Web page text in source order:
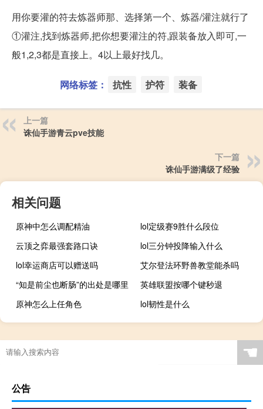
用你要灌的符去炼器师那、选择第一个、炼器/灌注就行了
①灌注,找到炼器师,把你想要灌注的符,跟装备放入即可,一
般1,2,3都是直接上。4以上最好找几。
网络标签： 抗性 护符 装备
上一篇
诛仙手游青云pve技能
下一篇
诛仙手游满级了经验
相关问题
原神中怎么调配精油
lol定级赛9胜什么段位
云顶之弈最强套路口诀
lol三分钟投降输入什么
lol幸运商店可以赠送吗
艾尔登法环野兽教堂能杀吗
“知是前尘也断肠”的出处是哪里
英雄联盟按哪个键秒退
原神怎么上任角色
lol韧性是什么
☚
公告